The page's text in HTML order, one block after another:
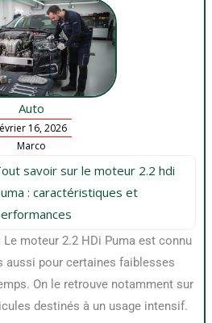
Auto
février 16, 2026
Marco
savoir sur le moteur 2.2 hdi
: caractéristiques et
Le moteur 2.2 HDi Puma est connu
aussi pour certaines faiblesses
On le retrouve notamment sur
destinés à un usage intensif.